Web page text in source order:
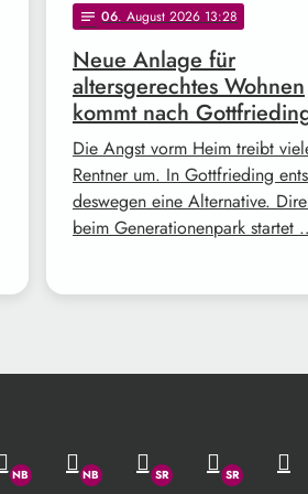
notes 06. August 2026 13:28
Neue Anlage für
altersgerechtes Wohnen
kommt nach
Die Angst vorm Heim treibt
Rentner um. In Gottfrieding
deswegen eine Alternative.
beim Generationenpark startet